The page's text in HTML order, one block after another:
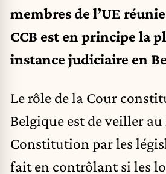
membres de l’UE
CCB est en principe la
instance judiciaire en
Le rôle de la Cour
Belgique est de veiller au
Constitution par les
fait en contrôlant si les